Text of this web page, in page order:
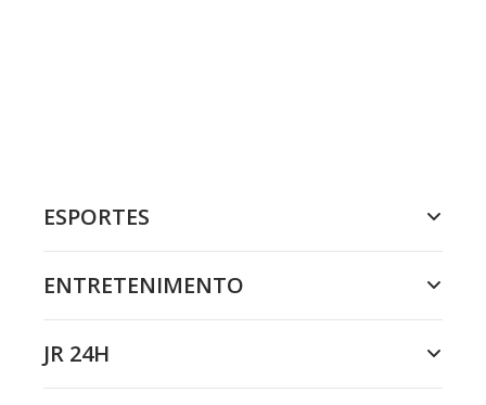
ESPORTES
ENTRETENIMENTO
JR 24H